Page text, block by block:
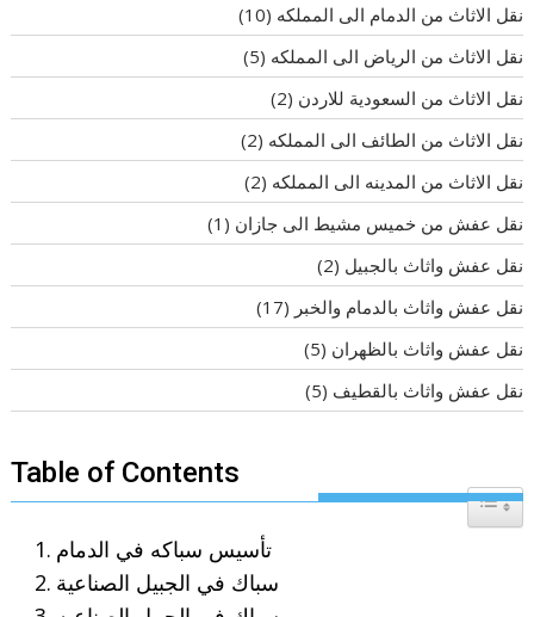
نقل الاثاث من الدمام الى المملكه (10)
نقل الاثاث من الرياض الى المملكه (5)
نقل الاثاث من السعودية للاردن (2)
نقل الاثاث من الطائف الى المملكه (2)
نقل الاثاث من المدينه الى المملكه (2)
نقل عفش من خميس مشيط الى جازان (1)
نقل عفش واثاث بالجبيل (2)
نقل عفش واثاث بالدمام والخبر (17)
نقل عفش واثاث بالظهران (5)
نقل عفش واثاث بالقطيف (5)
Table of Contents
Toggle
تأسيس سباكه في الدمام
سباك في الجبيل الصناعية